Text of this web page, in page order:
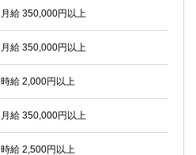
月給 350,000円以上
月給 350,000円以上
時給 2,000円以上
月給 350,000円以上
時給 2,500円以上
佐倉
木更津
下総中山
浦安